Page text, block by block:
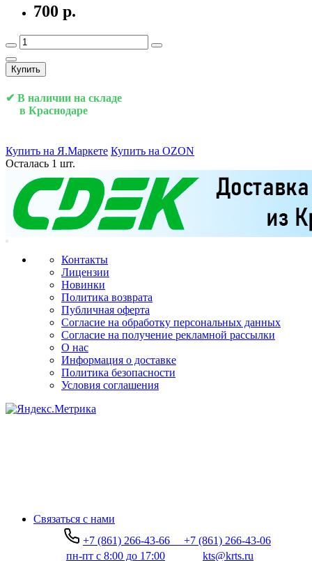
700 р.
Купить
✔ В наличии на складе
в Краснодаре
Купить на Я.Маркете Купить на OZON
Осталась 1 шт.
Контакты
Лицензии
Новинки
Политика возврата
Публичная оферта
Согласие на обработку персональных данных
Согласие на получение рекламной рассылки
О нас
Информация о доставке
Политика безопасности
Условия соглашения
Связаться с нами
+7 (861) 266-43-66
+7 (861) 266-43-06
пн-пт с 8:00 до 17:00
kts@krts.ru